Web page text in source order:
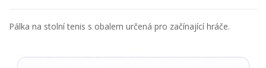
Pálka na stolní tenis s obalem určená pro začínající hráče.